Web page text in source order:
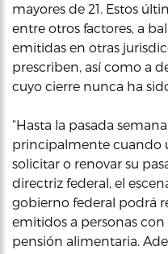
mayores de 21. Estos
entre otros factores, a
emitidas en otras
prescriben, así como a
cuyo cierre nunca ha
“Hasta la pasada
principalmente cuando
solicitar o renovar su
directriz federal, el
gobierno federal podrá
emitidos a personas
pensión alimentaria.